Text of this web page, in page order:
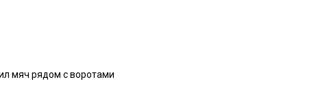
мяч рядом с воротами